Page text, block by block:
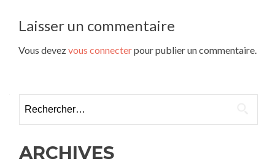
Laisser un commentaire
Vous devezvous connecterpour publier un commentaire.
ARCHIVES